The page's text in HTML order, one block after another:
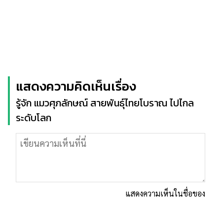
แสดงความคิดเห็นเรื่อง
รู้จัก แมวศุภลักษณ์ สายพันธุ์ไทยโบราณ ไปไกล
ระดับโลก
แสดงความเห็นในชื่อของ